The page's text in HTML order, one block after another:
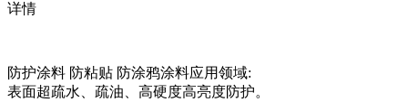
详情
防护涂料 防粘贴 防涂鸦涂料应用领域:
表面超疏水、疏油、高硬度高亮度防护。